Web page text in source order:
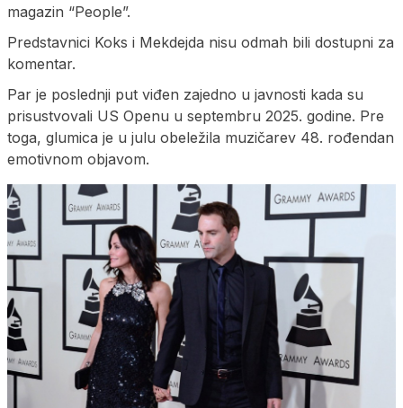
magazin “People”.
Predstavnici Koks i Mekdejda nisu odmah bili dostupni za
komentar.
Par je poslednji put viđen zajedno u javnosti kada su
prisustvovali US Openu u septembru 2025. godine. Pre
toga, glumica je u julu obeležila muzičarev 48. rođendan
emotivnom objavom.